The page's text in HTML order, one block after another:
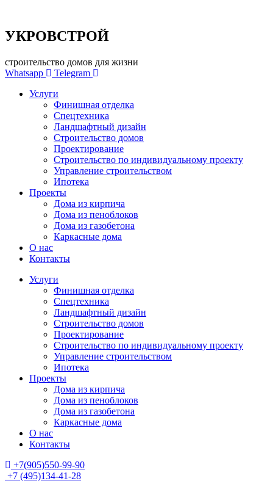
УКРОВСТРОЙ
строительство домов для жизни
Whatsapp
Telegram
Услуги
Финишная отделка
Спецтехника
Ландшафтный дизайн
Строительство домов
Проектирование
Строительство по индивидуальному проекту
Управление строительством
Ипотека
Проекты
Дома из кирпича
Дома из пеноблоков
Дома из газобетона
Каркасные дома
О нас
Контакты
Услуги
Финишная отделка
Спецтехника
Ландшафтный дизайн
Строительство домов
Проектирование
Строительство по индивидуальному проекту
Управление строительством
Ипотека
Проекты
Дома из кирпича
Дома из пеноблоков
Дома из газобетона
Каркасные дома
О нас
Контакты
+7(905)550-99-90
+7 (495)134-41-28